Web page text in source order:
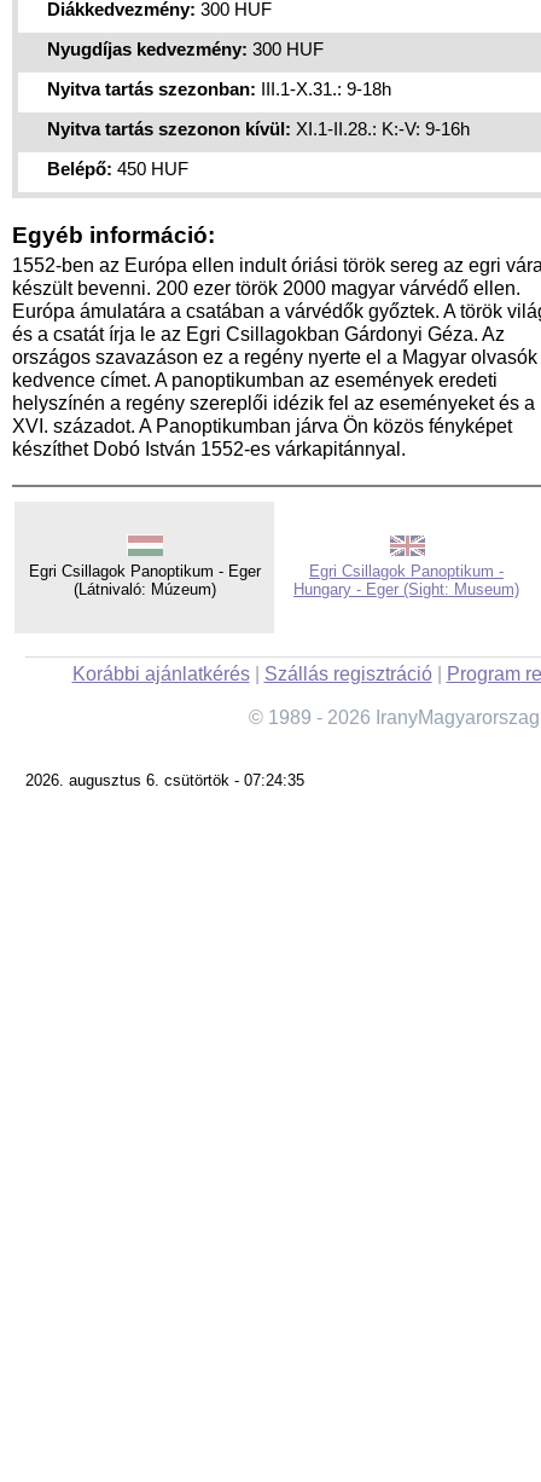
Diákkedvezmény: 300 HUF
Nyugdíjas kedvezmény: 300 HUF
Nyitva tartás szezonban: III.1-X.31.: 9-18h
Nyitva tartás szezonon kívül: XI.1-II.28.: K:-V: 9-16h
Belépő: 450 HUF
Egyéb információ:
1552-ben az Európa ellen indult óriási török sereg az egri
készült bevenni. 200 ezer török 2000 magyar várvédő ellen.
Európa ámulatára a csatában a várvédők győztek. A török
és a csatát írja le az Egri Csillagokban Gárdonyi Géza. Az
országos szavazáson ez a regény nyerte el a Magyar olvasók
kedvence címet. A panoptikumban az események eredeti
helyszínén a regény szereplői idézik fel az eseményeket és a
XVI. századot. A Panoptikumban járva Ön közös fényképet
készíthet Dobó István 1552-es várkapitánnyal.
Egri Csillagok Panoptikum - Eger
(Látnivaló: Múzeum)
Egri Csillagok Panoptikum -
Hungary - Eger (Sight: Museum)
Korábbi ajánlatkérés| Szállás regisztráció| Program
© 1989 - 2026
2026. augusztus 6. csütörtök - 07:24:35